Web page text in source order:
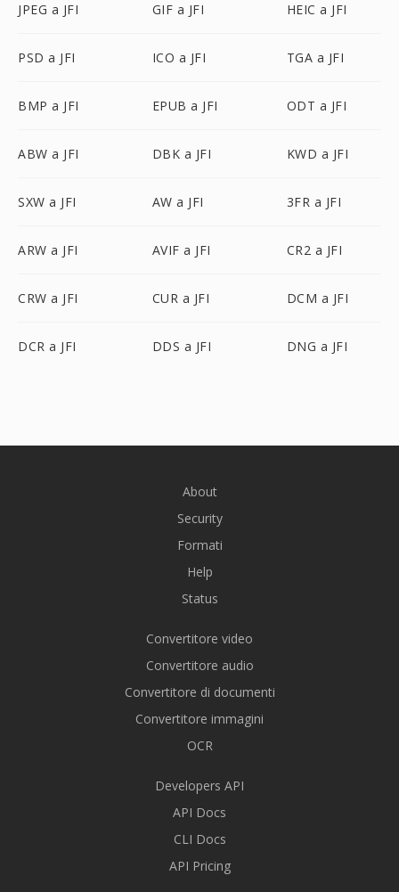
JPEG a JFI GIF a JFI HEIC a JFI
PSD a JFI ICO a JFI TGA a JFI
BMP a JFI EPUB a JFI ODT a JFI
ABW a JFI DBK a JFI KWD a JFI
SXW a JFI AW a JFI 3FR a JFI
ARW a JFI AVIF a JFI CR2 a JFI
CRW a JFI CUR a JFI DCM a JFI
DCR a JFI DDS a JFI DNG a JFI
About
Security
Formati
Help
Status
Convertitore video
Convertitore audio
Convertitore di documenti
Convertitore immagini
OCR
Developers API
API Docs
CLI Docs
API Pricing